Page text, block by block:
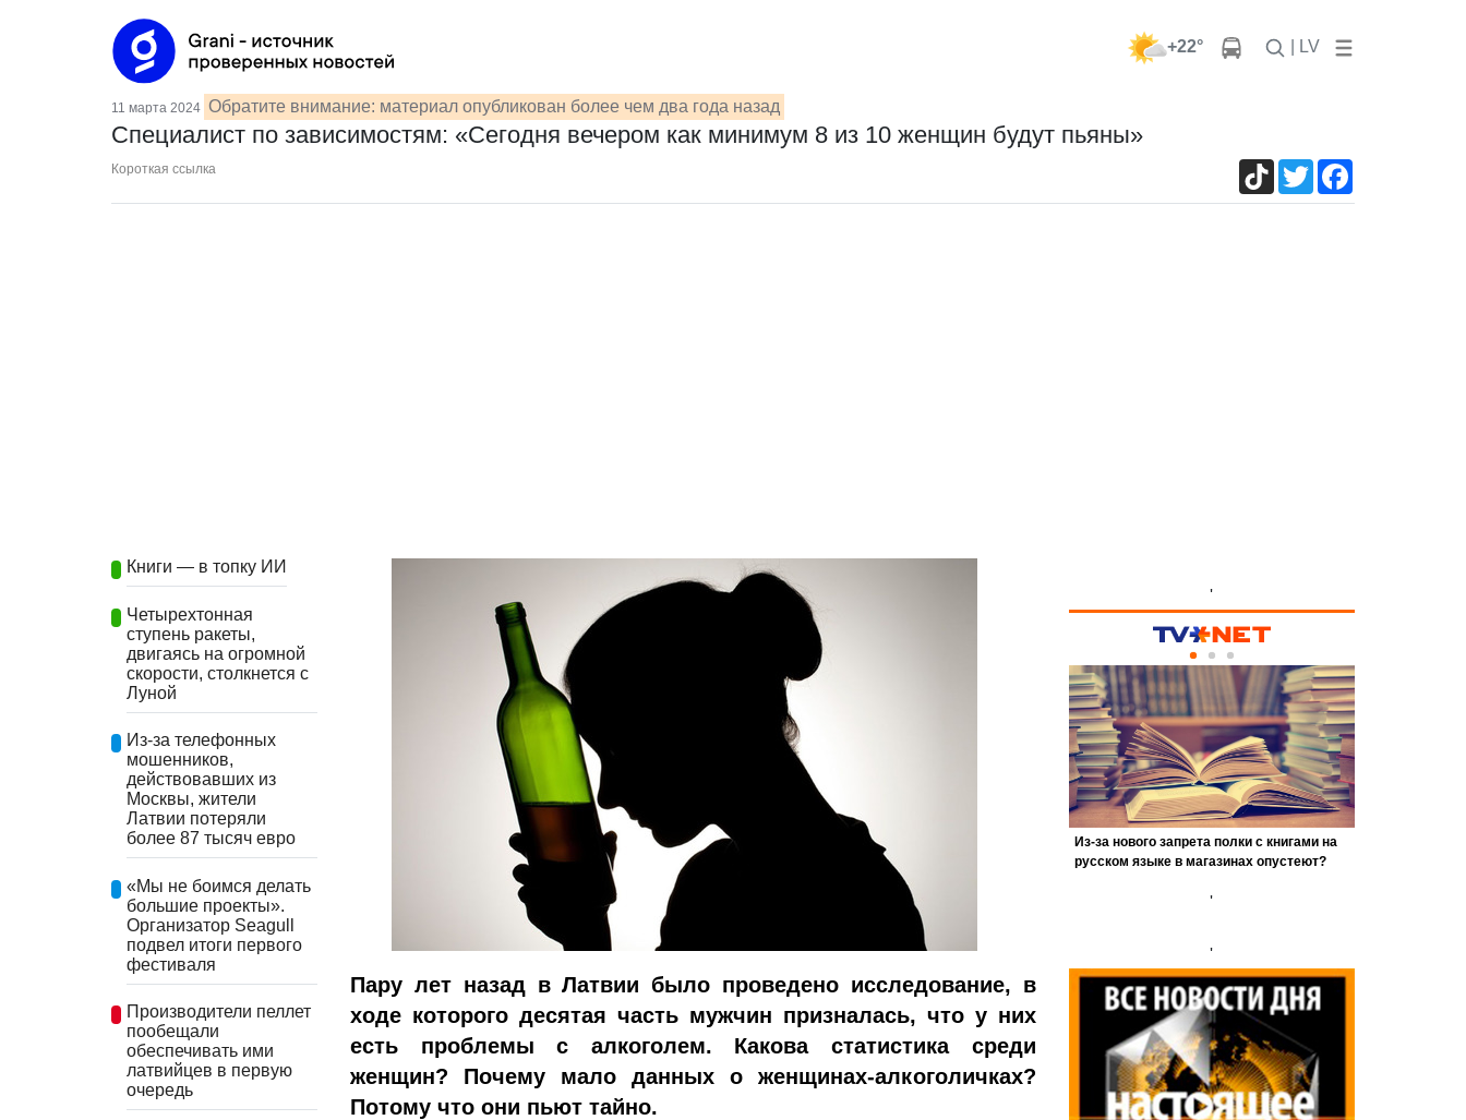
+22° | LV
11 марта 2024 Обратите внимание: материал опубликован более чем два года назад
Специалист по зависимостям: «Сегодня вечером как минимум 8 из 10 женщин будут пьяны»
Короткая ссылка TikTokTwitter
Книги — в топку ИИ
Четырехтонная
ступень ракеты,
двигаясь на огромной
скорости, столкнется с
Луной
Из-за телефонных
мошенников,
действовавших из
Москвы, жители
Латвии потеряли
более 87 тысяч евро
«Мы не боимся делать
большие проекты».
Организатор Seagull
подвел итоги первого
фестиваля
Производители пеллет
пообещали
обеспечивать ими
латвийцев в первую
очередь
Пару лет назад в Латвии было проведено исследование, в
ходе которого десятая часть мужчин призналась, что у них
есть проблемы с алкоголем. Какова статистика среди
женщин? Почему мало данных о женщинах-алкоголичках?
Потому что они пьют тайно.
'
'
'